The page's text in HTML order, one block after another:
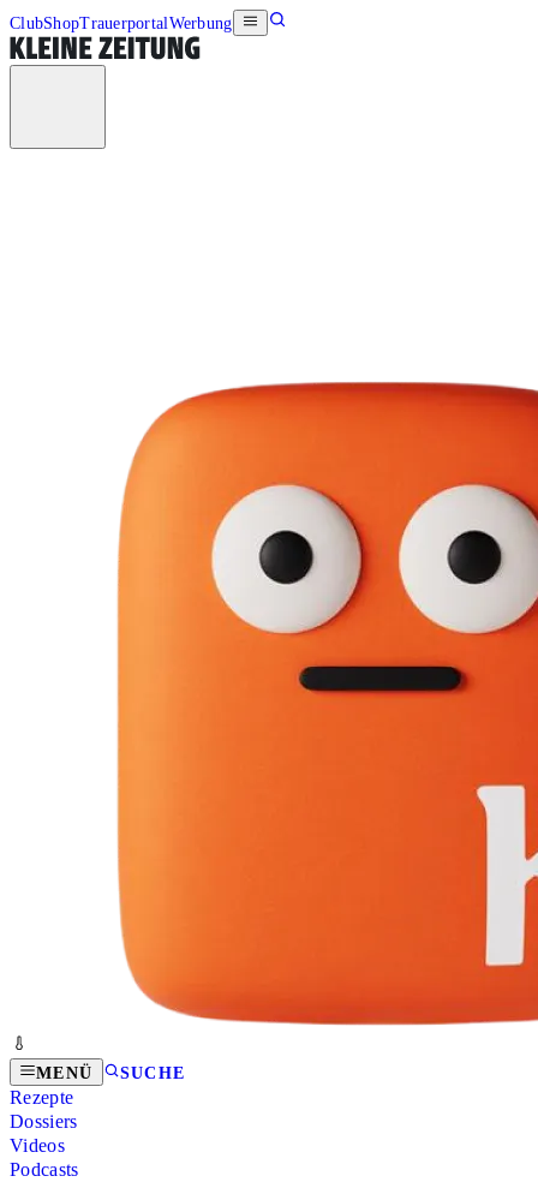
ClubShopTrauerportalWerbung
MENÜ SUCHE
Rezepte
Dossiers
Videos
Podcasts